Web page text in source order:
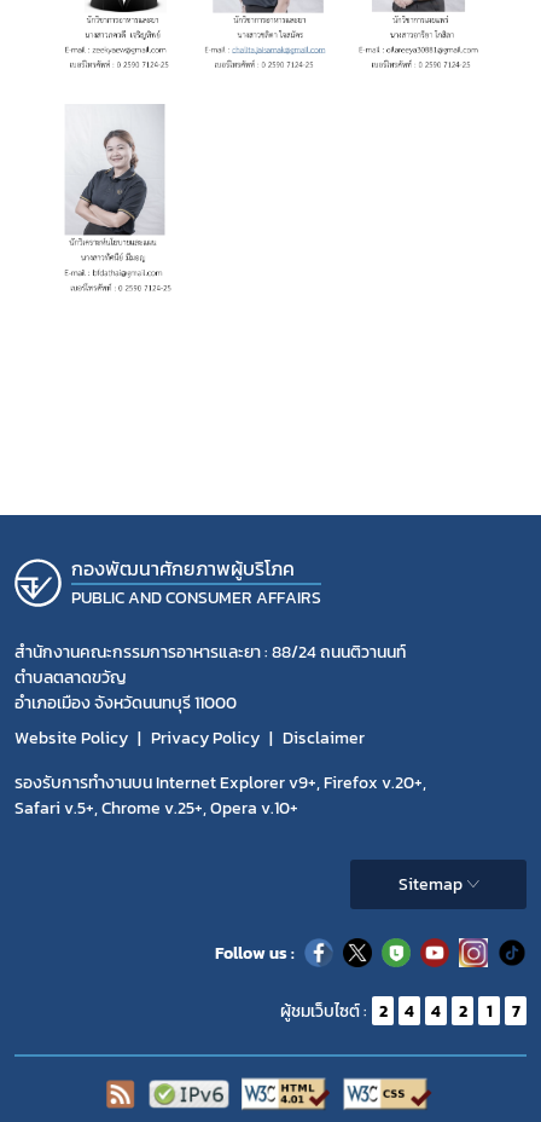
กองพัฒนาศักยภาพผู้บริโภค
PUBLIC AND CONSUMER AFFAIRS
สำนักงานคณะกรรมการอาหารและยา : 88/24 ถนนติวานนท์
ตำบลตลาดขวัญ
อำเภอเมือง จังหวัดนนทบุรี 11000
Website Policy
Privacy Policy
Disclaimer
รองรับการทำงานบน Internet Explorer v9+, Firefox v.20+,
Safari v.5+, Chrome v.25+, Opera v.10+
Sitemap
Follow us :
ผู้ชมเว็บไซต์ : 2 4 4 2 1 7